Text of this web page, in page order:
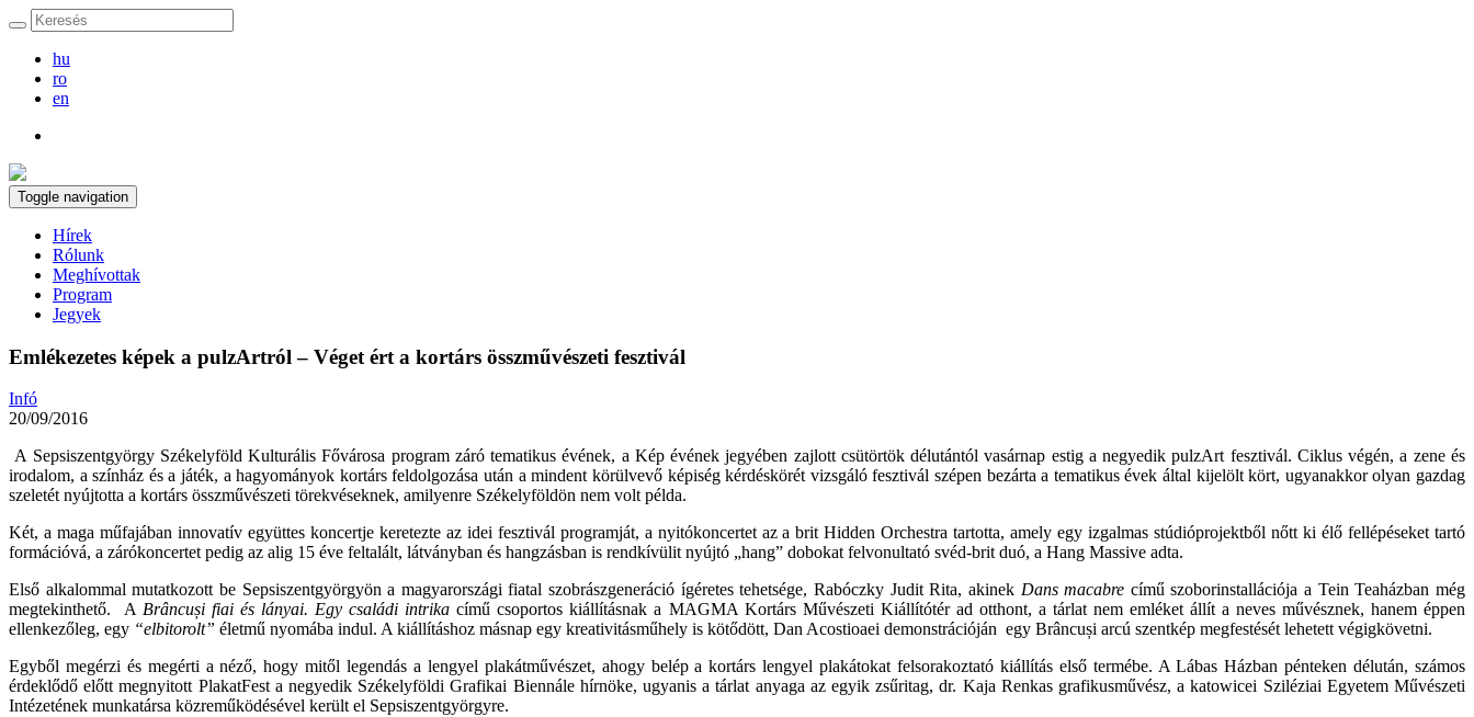
hu
ro
en
Toggle navigation
Hírek
Rólunk
Meghívottak
Program
Jegyek
Emlékezetes képek a pulzArtról – Véget ért a kortárs összművészeti fesztivál
Infó
20/09/2016
A Sepsiszentgyörgy Székelyföld Kulturális Fővárosa program záró tematikus évének, a Kép évének jegyében zajlott csütörtök délutántól vasárnap estig a negyedik pulzArt fesztivál. Ciklus végén, a zene és
irodalom, a színház és a játék, a hagyományok kortárs feldolgozása után a mindent körülvevő képiség kérdéskörét vizsgáló fesztivál szépen bezárta a tematikus évek által kijelölt kört, ugyanakkor olyan gazdag
szeletét nyújtotta a kortárs összművészeti törekvéseknek, amilyenre Székelyföldön nem volt példa.
Két, a maga műfajában innovatív együttes koncertje keretezte az idei fesztivál programját, a nyitókoncertet az a brit Hidden Orchestra tartotta, amely egy izgalmas stúdióprojektből nőtt ki élő fellépéseket tartó
formációvá, a zárókoncertet pedig az alig 15 éve feltalált, látványban és hangzásban is rendkívülit nyújtó „hang” dobokat felvonultató svéd-brit duó, a Hang Massive adta.
Első alkalommal mutatkozott be Sepsiszentgyörgyön a magyarországi fiatal szobrászgeneráció ígéretes tehetsége, Rabóczky Judit Rita, akinek Dans macabre című szoborinstallációja a Tein Teaházban még
megtekinthető. ABrâncuși fiai és lányai. Egy családi intrika című csoportos kiállításnak a MAGMA Kortárs Művészeti Kiállítótér ad otthont, a tárlat nem emléket állít a neves művésznek, hanem éppen
ellenkezőleg, egy “elbitorolt” életmű nyomába indul. A kiállításhoz másnap egy kreativitásműhely is kötődött, Dan Acostioaei demonstrációján egy Brâncuși arcú szentkép megfestését lehetett végigkövetni.
Egyből megérzi és megérti a néző, hogy mitől legendás a lengyel plakátművészet, ahogy belép a kortárs lengyel plakátokat felsorakoztató kiállítás első termébe. A Lábas Házban pénteken délután, számos
érdeklődő előtt megnyitott PlakatFest a negyedik Székelyföldi Grafikai Biennále hírnöke, ugyanis a tárlat anyaga az egyik zsűritag, dr. Kaja Renkas grafikusművész, a katowicei Sziléziai Egyetem Művészeti
Intézetének munkatársa közreműködésével került el Sepsiszentgyörgyre.